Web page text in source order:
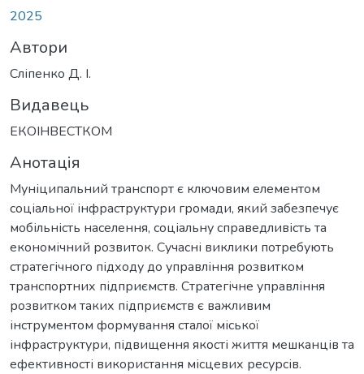
2025
Автори
Сліпенко Д. І.
Видавець
ЕКОІНВЕСТКОМ
Анотація
Муніципальний транспорт є ключовим елементом
соціальної інфра­структури громади, який забезпечує
мобільність населення, соціальну справедливість та
економічний розвиток. Сучасні виклики потребують
стратегічного підходу до управління розвитком
транспортних підпри­ємств. Стратегічне управління
розвитком таких підприємств є важливим
інструментом формування сталої міської
інфраструктури, підви­щення якості життя мешканців та
ефективності використання місцевих ресурсів.